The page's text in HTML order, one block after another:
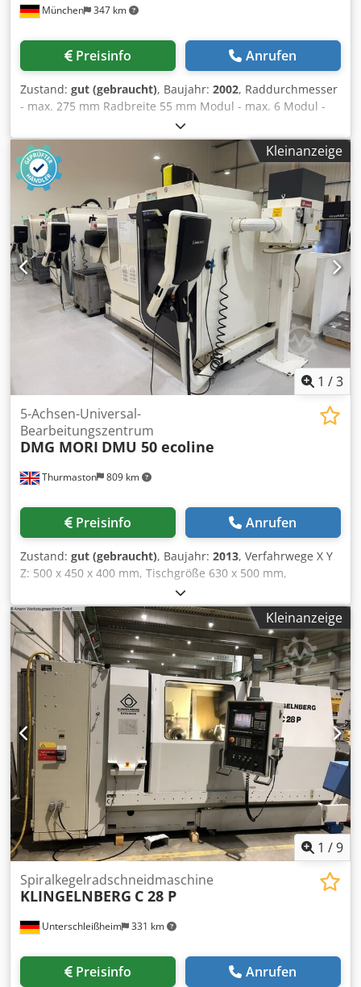
München 347 km
Preisinfo Anrufen
Zustand: gut (gebraucht), Baujahr: 2002, Raddurchmesser
- max. 275 mm Radbreite 55 mm Modul - max. 6 Modul -
min. 1 Steuerung 840 C Siemens Gesamtleistungsbedarf
100 kW Maschinengewicht ca. 16,7 t Raumbedarf ca. 5,2 x
2,3 x 2,4 m m Djdpfx Afotumrpekjck
Kleinanzeige
1 /3
Thurmaston 809 km
5-Achsen-Universal-
Bearbeitungszentrum
DMG MORI DMU 50 ecoline
Preisinfo Anrufen
Zustand: gut (gebraucht), Baujahr: 2013, Verfahrwege X Y
Z: 500 x 450 x 400 mm, Tischgröße 630 x 500 mm,
Tischbelastung 200 kg, B-Achse -5/+110 Grad, C-Achse 360°
(0,001 Grad), Spindeldrehzahl 12.000 U/min,
Spindelaufnahme ISO 40, 30-fach Werkzeugwechsler,
Siemens 840D Steuerung, Späneförderer. Dcedpfxjzicmpo
Afkek
Kleinanzeige
1 /9
Unterschleißheim 331 km
Spiralkegelradschneidmaschine
KLINGELNBERG C 28 P
Preisinfo Anrufen